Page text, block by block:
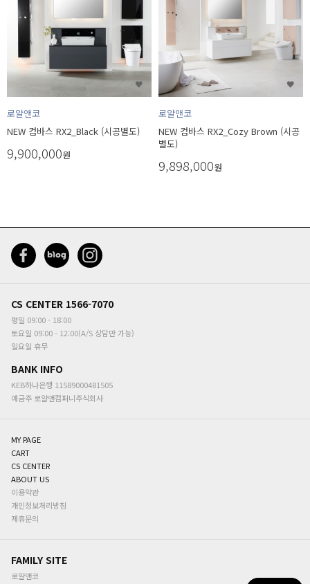
로얄앤코
NEW 컴바스 RX2_Black (시공별도)
9,900,000원
로얄앤코
NEW 컴바스 RX2_Cozy Brown (시공
별도)
9,898,000원
CS CENTER 1566-7070
평일 09:00 - 18:00
토요일 09:00 - 12:00(A/S 상담만 가능)
일요일 휴무
BANK INFO
KEB하나은행 11589000481505
예금주 로얄앤컴퍼니주식회사
MY PAGE
CART
CS CENTER
ABOUT US
이용약관
개인정보처리방침
제휴문의
FAMILY SITE
로얄앤코